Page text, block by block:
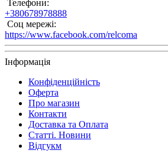
Телефони:
+380678978888
Соц мережі:
https://www.facebook.com/relcoma
Інформація
Конфіденційність
Оферта
Про магазин
Контакти
Доставка та Оплата
Статті. Новини
Відгукм